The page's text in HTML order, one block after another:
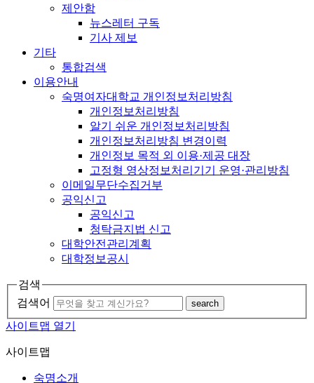
제안함
뉴스레터 구독
기사 제보
기타
통합검색
이용안내
숙명여자대학교 개인정보처리방침
개인정보처리방침
알기 쉬운 개인정보처리방침
개인정보처리방침 변경이력
개인정보 목적 외 이용·제공 대장
고정형 영상정보처리기기 운영·관리방침
이메일무단수집거부
공익신고
공익신고
청탁금지법 신고
대학안전관리계획
대학정보공시
검색
검색어
search
사이트맵 열기
사이트맵
숙명소개